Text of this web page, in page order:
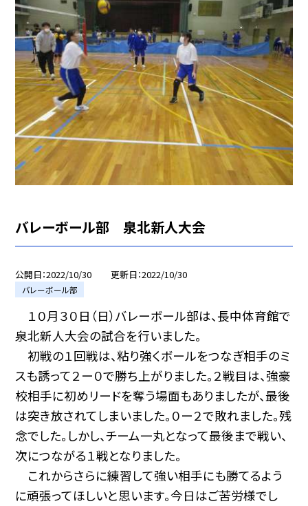
バレーボール部 泉北新人大会
公開日 2022/10/30 更新日 2022/10/30
バレーボール部
１０月３０日（日）バレーボール部は、長中体育館で
泉北新人大会の試合を行いました。
初戦の１回戦は、粘り強くボールをつなぎ相手のミ
スも誘って２ー０で勝ち上がりました。２戦目は、強豪
校相手に初めリードを奪う場面もありましたが、最後
は突き放されてしまいました。０ー２で敗れました。残
念でした。しかし、チーム一丸となって最後まで戦い、
次につながる１戦となりました。
これからさらに練習して強い相手にも勝てるよう
に頑張ってほしいと思います。今日はご苦労様でし